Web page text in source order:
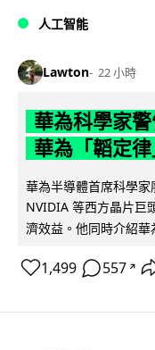
人工智能
Lawton 22 小時
華為科學家
華為「韜定
華為半導體首席科學
NVIDIA 等西方晶片巨
濟效益。他同時介紹華
1,499 557 ↗